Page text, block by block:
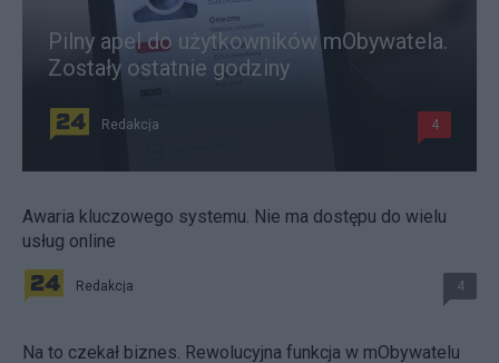
Pilny apel do użytkowników mObywatela.
Zostały ostatnie godziny
Redakcja 4
Awaria kluczowego systemu. Nie ma dostępu do wielu
usług online
Redakcja 4
Na to czekał biznes. Rewolucyjna funkcja w mObywatelu